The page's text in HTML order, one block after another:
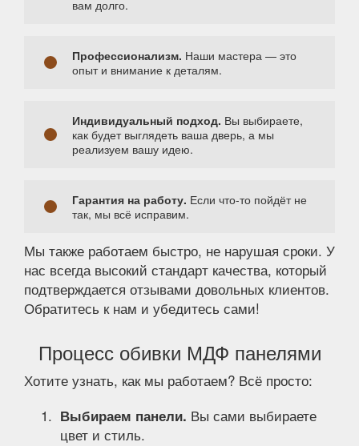
вам долго.
Профессионализм. Наши мастера — это
опыт и внимание к деталям.
Индивидуальный подход. Вы выбираете,
как будет выглядеть ваша дверь, а мы
реализуем вашу идею.
Гарантия на работу. Если что-то пойдёт не
так, мы всё исправим.
Мы также работаем быстро, не нарушая сроки. У
нас всегда высокий стандарт качества, который
подтверждается отзывами довольных клиентов.
Обратитесь к нам и убедитесь сами!
Процесс обивки МДФ панелями
Хотите узнать, как мы работаем? Всё просто:
Выбираем панели. Вы сами выбираете
цвет и стиль.